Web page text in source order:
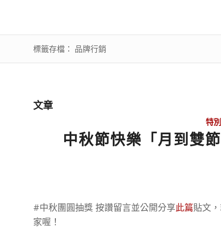
標籤存檔： 品牌行銷
文章
特
中秋節快樂「月到雙
#中秋團圓抽獎 按讚留言並公開分享此篇貼文
家喔！